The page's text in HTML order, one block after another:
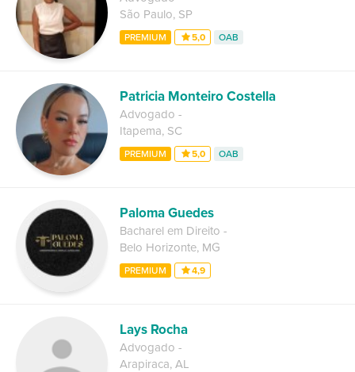
São Paulo, SP
PREMIUM 5,0 OAB
Patricia Monteiro Costella
Advogado -
Itapema, SC
PREMIUM 5,0 OAB
Paloma Guedes
Bacharel em Direito -
Belo Horizonte, MG
PREMIUM 4,9
Lays Rocha
Advogado -
Arapiraca, AL